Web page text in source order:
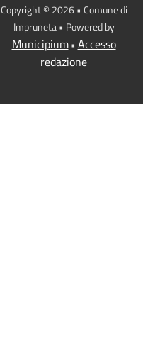
Copyright © 2026 • Comune di
Impruneta • Powered by
Municipium• Accesso
redazione